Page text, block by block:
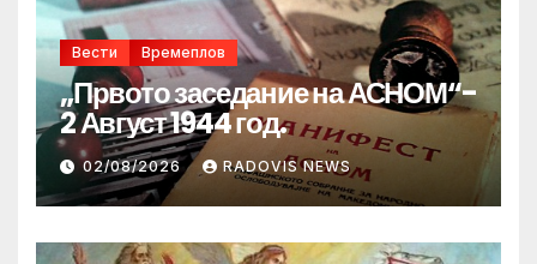
Вести Времеплов
„Првото заседание на АСНОМ“-
2 Август 1944 год.
02/08/2026 RADOVIS NEWS